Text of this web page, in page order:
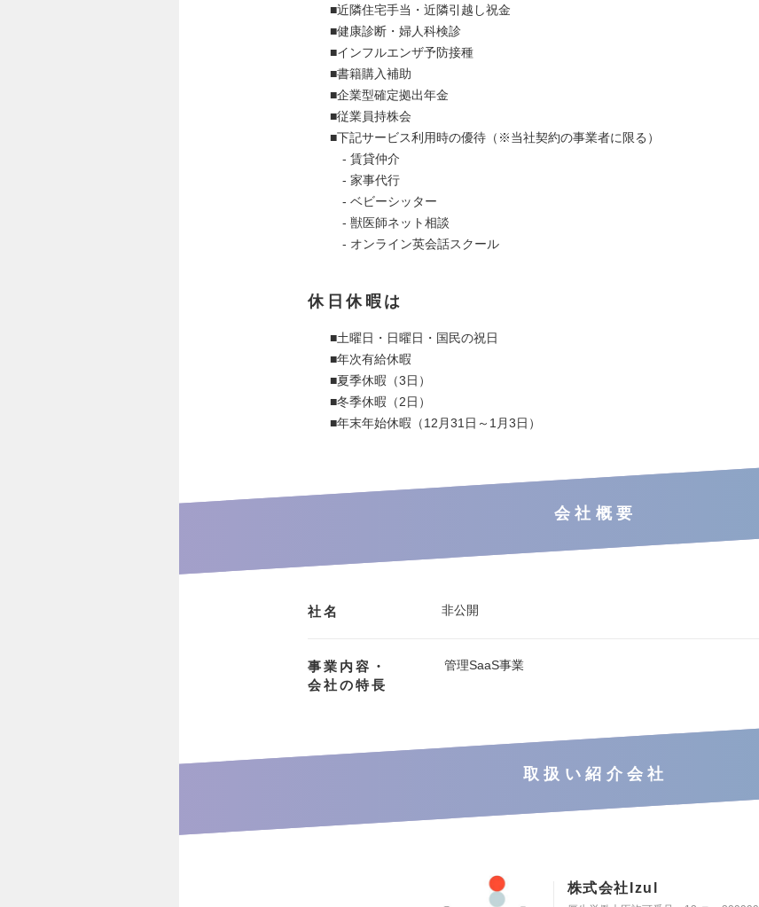
■近隣住宅手当・近隣引越し祝金
■健康診断・婦人科検診
■インフルエンザ予防接種
■書籍購入補助
■企業型確定拠出年金
■従業員持株会
■下記サービス利用時の優待（※当社契約の事業者に限る）
- 賃貸仲介
- 家事代行
- ベビーシッター
- 獣医師ネット相談
- オンライン英会話スクール
休日休暇は
■土曜日・日曜日・国民の祝日
■年次有給休暇
■夏季休暇（3日）
■冬季休暇（2日）
■年末年始休暇（12月31日～1月3日）
会社概要
社名 非公開
事業内容・
会社の特長
管理SaaS事業
取扱い紹介会社
株式会社Izul